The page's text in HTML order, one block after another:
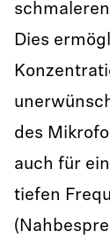
Dies
des
auch für
tiefen